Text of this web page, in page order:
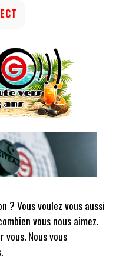
? Vous voulez vous aussi
vous nous aimez.
Nous vous